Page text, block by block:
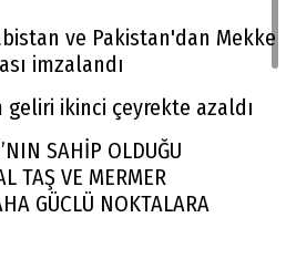
ve Pakistan'dan Mekke
imzalandı
ikinci çeyrekte azaldı
SAHİP OLDUĞU
TAŞ VE MERMER
GÜÇLÜ NOKTALARA